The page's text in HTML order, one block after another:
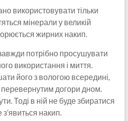
використовувати тільки
мінерали у великій
жирних накип.
потрібно просушувати
використання і миття.
його з вологою всередині,
догори дном.
Тоді в ній не буде збиратися
накип.